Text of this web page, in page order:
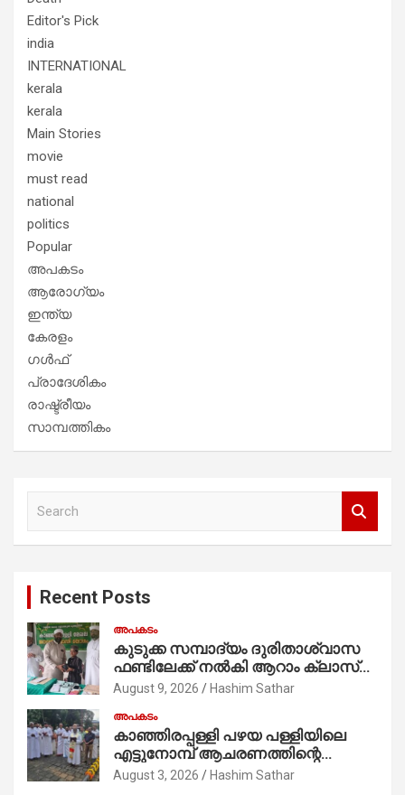
Editor's Pick
india
INTERNATIONAL
kerala
kerala
Main Stories
movie
must read
national
politics
Popular
അപകടം
ആരോഗ്യം
ഇന്ത്യ
കേരളം
ഗൾഫ്
പ്രാദേശികം
രാഷ്ട്രീയം
സാമ്പത്തികം
Recent Posts
അപകടം
കുടുക്ക സമ്പാദ്യം ദുരിതാശ്വാസ
ഫണ്ടിലേക്ക് നൽകി ആറാം ക്ലാസ്
വിദ്യാർത്ഥി അമാൻ
August 9, 2026 Hashim Sathar
അപകടം
കാഞ്ഞിരപ്പള്ളി പഴയ പള്ളിയിലെ
എട്ടുനോമ്പ് ആചരണത്തിന്റെ
ഭാഗമായുള്ള പന്തലിന്റെ കാൽനാട്ട്
August 3, 2026 Hashim Sathar